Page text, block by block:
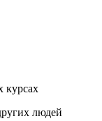
курсах
людей